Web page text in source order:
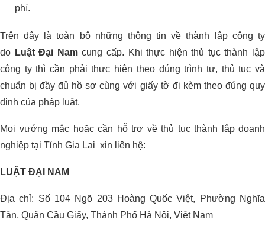
phí.
Trên đây là toàn bộ những thông tin về thành lập công ty
do Luật Đại Namcung cấp. Khi thực hiện thủ tục thành lập
công ty thì cần phải thực hiện theo đúng trình tự, thủ tục và
chuẩn bị đầy đủ hồ sơ cùng với giấy tờ đi kèm theo đúng quy
định của pháp luật.
Mọi vướng mắc hoặc cần hỗ trợ về thủ tục thành lập doanh
nghiệp tại Tỉnh Gia Lai xin liên hệ:
LUẬT ĐẠI NAM
Địa chỉ: Số 104 Ngõ 203 Hoàng Quốc Việt, Phường Nghĩa
Tân, Quận Cầu Giấy, Thành Phố Hà Nội, Việt Nam